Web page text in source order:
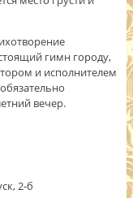
гимн городу,
и исполнителем
вечер.
2-б